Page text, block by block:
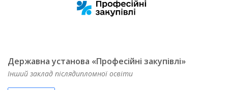
Державна установа «Професійні закупівлі»
Інший заклад післядипломної освіти